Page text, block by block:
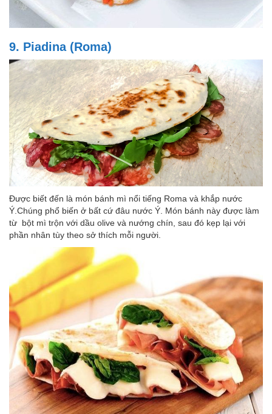
9. Piadina (Roma)
Được biết đến là món bánh mì nổi tiếng Roma và khắp nước
Ý.Chúng phổ biến ở bất cứ đâu nước Ý. Món bánh này được làm
từ bột mì trộn với dầu olive và nướng chín, sau đó kẹp lại với
phần nhân tùy theo sở thích mỗi người.